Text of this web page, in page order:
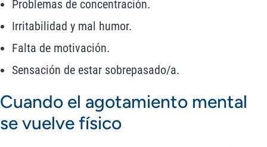
Problemas de concentración.
Irritabilidad y mal humor.
Falta de motivación.
Sensación de estar sobrepasado/a.
Cuando el agotamiento mental
se vuelve físico